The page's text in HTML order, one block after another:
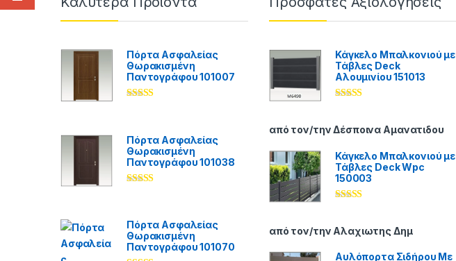
Πόρτα Ασφαλείας
Θωρακισμένη
Παντογράφου 101007
Πόρτα Ασφαλείας
Θωρακισμένη
Παντογράφου 101038
Πόρτα Ασφαλείας
Θωρακισμένη
Παντογράφου 101070
Κάγκελο Μπαλκονιού με
Τάβλες Deck
Αλουμινίου 151013
5
από τον/την Δέσποινα Αμανατιδου
Κάγκελο Μπαλκονιού με
Τάβλες Deck Wpc
150003
5
από τον/την Αλαχιωτης Δημ
Αυλόπορτα Σιδήρου Με